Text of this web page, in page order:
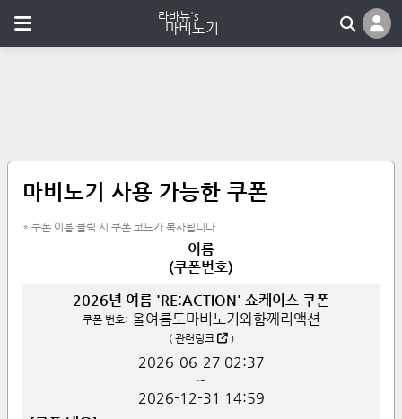
마비노기 사용 가능한 쿠폰
* 쿠폰 이름 클릭 시 쿠폰 코드가 복사됩니다.
이름
(쿠폰번호)
2026년 여름 'RE:ACTION' 쇼케이스 쿠폰
쿠폰 번호: 올여름도마비노기와함께리액션
( 관련링크 )
2026-06-27 02:37
~
2026-12-31 14:59